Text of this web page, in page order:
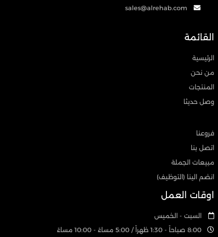
sales@alrehab.com
القائمة
الرئيسية
من نحن
المنتجات
وصل حديثا
فروعنا
اتصل بنا
مبيعات الجملة
انضم الينا (التوظيف)
اوقات العمل
السبت - الخميس
8:00 صباحاً - 1:30 ظهراً / 5:00 مساءً - 10:00 مساءً